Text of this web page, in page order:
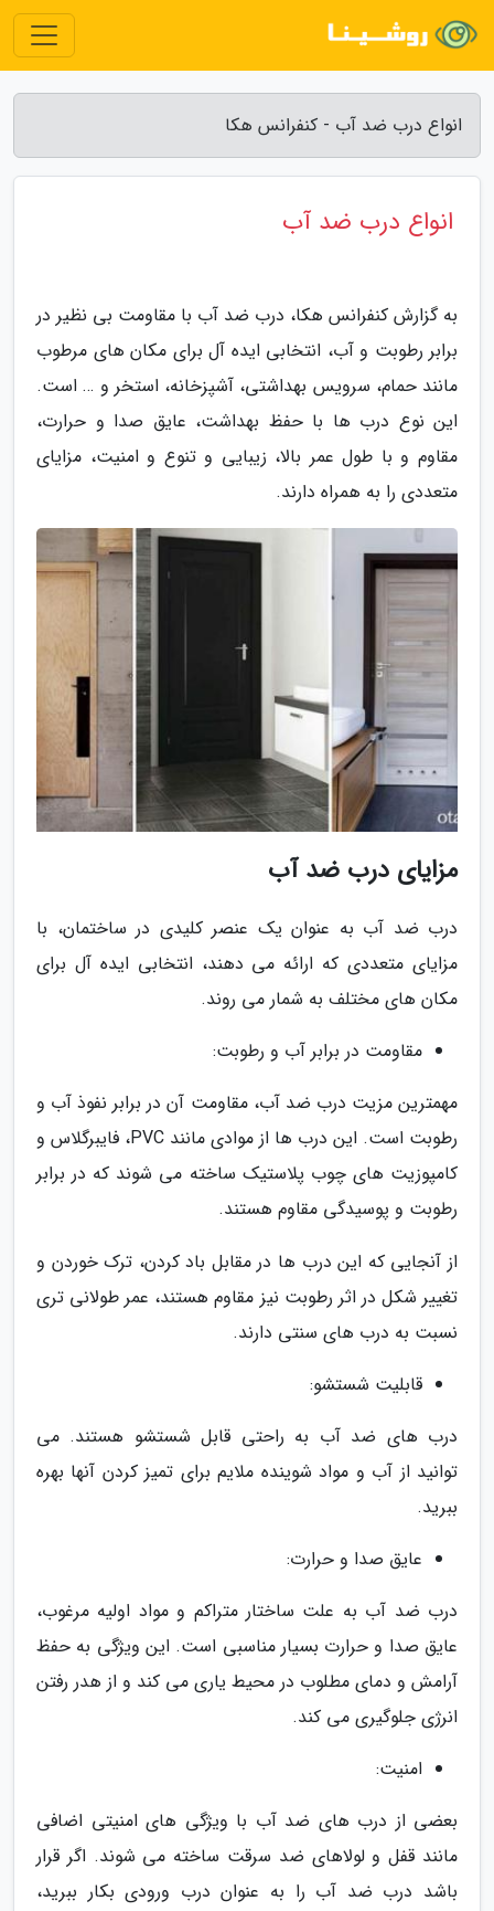
انواع درب ضد آب - کنفرانس هکا
انواع درب ضد آب
به گزارش کنفرانس هکا، درب ضد آب با مقاومت بی نظیر در
برابر رطوبت و آب، انتخابی ایده آل برای مکان های مرطوب
مانند حمام، سرویس بهداشتی، آشپزخانه، استخر و … است.
این نوع درب ها با حفظ بهداشت، عایق صدا و حرارت،
مقاوم و با طول عمر بالا، زیبایی و تنوع و امنیت، مزایای
متعددی را به همراه دارند.
مزایای درب ضد آب
درب ضد آب به عنوان یک عنصر کلیدی در ساختمان، با
مزایای متعددی که ارائه می دهند، انتخابی ایده آل برای
مکان های مختلف به شمار می روند.
مقاومت در برابر آب و رطوبت:
مهمترین مزیت درب ضد آب، مقاومت آن در برابر نفوذ آب و
رطوبت است. این درب ها از موادی مانند PVC، فایبرگلاس و
کامپوزیت های چوب پلاستیک ساخته می شوند که در برابر
رطوبت و پوسیدگی مقاوم هستند.
از آنجایی که این درب ها در مقابل باد کردن، ترک خوردن و
تغییر شکل در اثر رطوبت نیز مقاوم هستند، عمر طولانی تری
نسبت به درب های سنتی دارند.
قابلیت شستشو:
درب های ضد آب به راحتی قابل شستشو هستند. می
توانید از آب و مواد شوینده ملایم برای تمیز کردن آنها بهره
ببرید.
عایق صدا و حرارت:
درب ضد آب به علت ساختار متراکم و مواد اولیه مرغوب،
عایق صدا و حرارت بسیار مناسبی است. این ویژگی به حفظ
آرامش و دمای مطلوب در محیط یاری می کند و از هدر رفتن
انرژی جلوگیری می کند.
امنیت:
بعضی از درب های ضد آب با ویژگی های امنیتی اضافی
مانند قفل و لولاهای ضد سرقت ساخته می شوند. اگر قرار
باشد درب ضد آب را به عنوان درب ورودی بکار ببرید،